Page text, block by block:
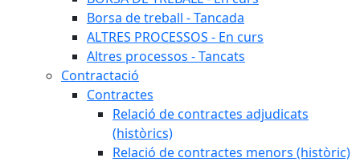
Borsa de treball - Tancada
ALTRES PROCESSOS - En curs
Altres processos - Tancats
Contractació
Contractes
Relació de contractes adjudicats
(històrics)
Relació de contractes menors (històric)